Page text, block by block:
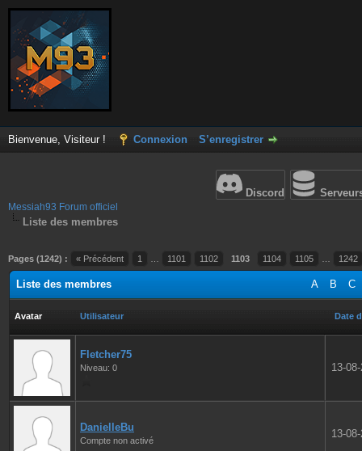
Bienvenue, Visiteur ! Connexion S’enregistrer
Discord
Messiah93 Forum officiel
Liste des membres
Pages (1242) : « Précédent 1 1101 1102 1103 1104 1105 1242
A B C
Liste des membres
Avatar Utilisateur Date
Fletcher75
Niveau: 0 13-
DanielleBu
Compte non activé
13-